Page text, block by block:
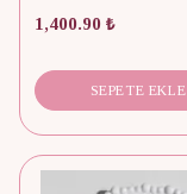
1,400.90 ₺
SEPETE EKLE